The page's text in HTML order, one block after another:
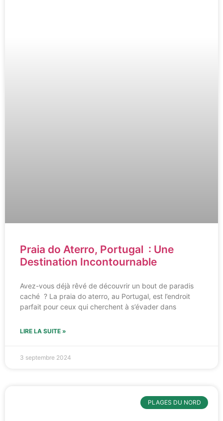
Praia do Aterro, Portugal : Une
Destination Incontournable
Avez-vous déjà rêvé de découvrir un bout de paradis
caché ? La praia do aterro, au Portugal, est l’endroit
parfait pour ceux qui cherchent à s’évader dans
LIRE LA SUITE »
3 septembre 2024
PLAGES DU NORD